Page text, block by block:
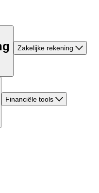
Zakelijke rekening
Financiële tools